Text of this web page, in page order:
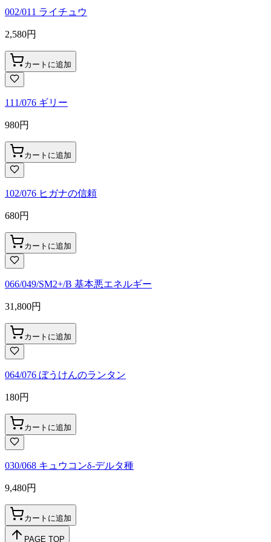
002/011 ライチュウ
2,580円
カートに追加
111/076 ギリー
980円
カートに追加
102/076 ヒガナの信頼
680円
カートに追加
066/049/SM2+/B 基本悪エネルギー
31,800円
カートに追加
064/076 ぼうけんのランタン
180円
カートに追加
030/068 キュウコンδ-デルタ種
9,480円
カートに追加
PAGE TOP